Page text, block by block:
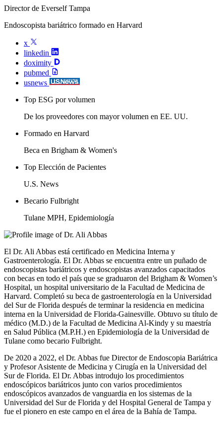
Director de Everself Tampa
Endoscopista bariátrico formado en Harvard
x
linkedin
doximity
pubmed
usnews
Top ESG por volumen
De los proveedores con mayor volumen en EE. UU.
Formado en Harvard
Beca en Brigham & Women's
Top Elección de Pacientes
U.S. News
Becario Fulbright
Tulane MPH, Epidemiología
El Dr. Ali Abbas está certificado en Medicina Interna y
Gastroenterología. El Dr. Abbas se encuentra entre un puñado de
endoscopistas bariátricos y endoscopistas avanzados capacitados
con becas en todo el país que se graduaron del Brigham & Women’s
Hospital, un hospital universitario de la Facultad de Medicina de
Harvard. Completó su beca de gastroenterología en la Universidad
del Sur de Florida después de terminar la residencia en medicina
interna en la Universidad de Florida-Gainesville. Obtuvo su título de
médico (M.D.) de la Facultad de Medicina Al-Kindy y su maestría
en Salud Pública (M.P.H.) en Epidemiología de la Universidad de
Tulane como becario Fulbright.
De 2020 a 2022, el Dr. Abbas fue Director de Endoscopia Bariátrica
y Profesor Asistente de Medicina y Cirugía en la Universidad del
Sur de Florida. El Dr. Abbas introdujo los procedimientos
endoscópicos bariátricos junto con varios procedimientos
endoscópicos avanzados de vanguardia en los sistemas de la
Universidad del Sur de Florida y del Hospital General de Tampa y
fue el pionero en este campo en el área de la Bahía de Tampa.